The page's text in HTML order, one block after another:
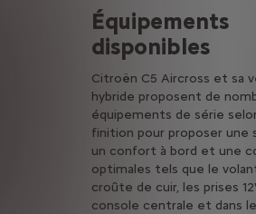
Équipements
disponibles
Citroën C5 Aircross et sa
hybride proposent de
équipements de série
finition pour proposer une
un confort à bord et une
optimales tels que le
croûte de cuir, les prises
console centrale et dans